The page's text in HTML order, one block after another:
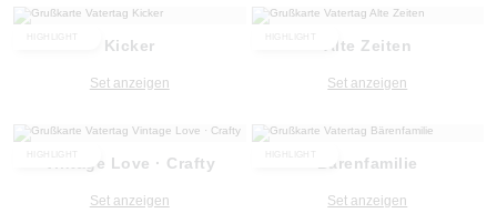
Kicker
Set anzeigen
Alte Zeiten
Set anzeigen
Vintage Love · Crafty
Set anzeigen
Bärenfamilie
Set anzeigen